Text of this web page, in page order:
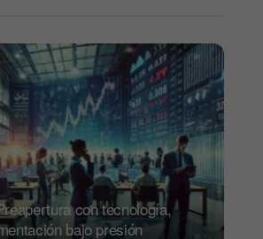
con tecnología,
bajo presión